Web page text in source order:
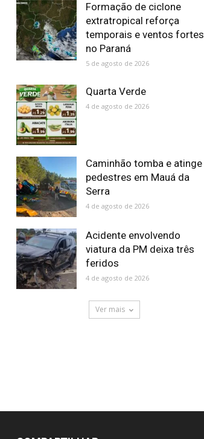
Formação de ciclone
extratropical reforça
temporais e ventos fortes
no Paraná
5 de agosto de 2026
Quarta Verde
4 de agosto de 2026
Caminhão tomba e atinge
pedestres em Mauá da
Serra
4 de agosto de 2026
Acidente envolvendo
viatura da PM deixa três
feridos
4 de agosto de 2026
Ver mais